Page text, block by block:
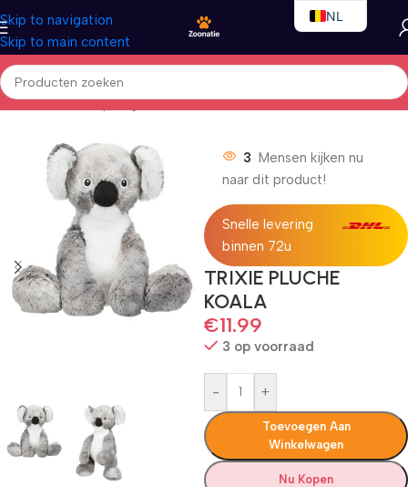
Skip to navigation
Skip to main content
Home/Honden/Speelgoed
3 Mensen kijken nu
naar dit product!
Snelle levering
binnen 72u
TRIXIE PLUCHE
KOALA
€11.99
3 op voorraad
- +
Toevoegen Aan
Winkelwagen
Nu Kopen
NL